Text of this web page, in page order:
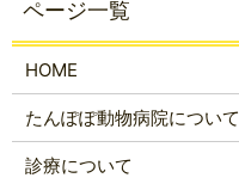
HOME
たんぽぽ動物病院について
診療について